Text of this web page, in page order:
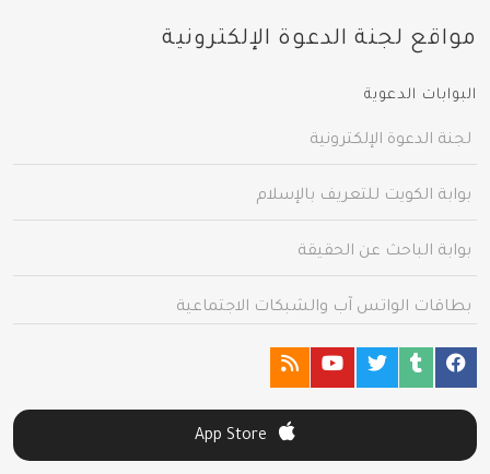
مواقع لجنة الدعوة الإلكترونية
البوابات الدعوية
لجنة الدعوة الإلكترونية
بوابة الكويت للتعريف بالإسلام
بوابة الباحث عن الحقيقة
بطاقات الواتس آب والشبكات الاجتماعية